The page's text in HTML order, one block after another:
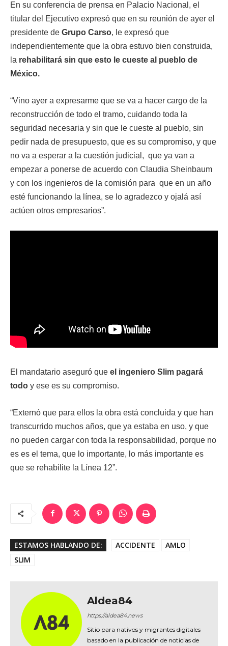
En su conferencia de prensa en Palacio Nacional, el
titular del Ejecutivo expresó que en su reunión de ayer el
presidente de Grupo Carso, le expresó que
independientemente que la obra estuvo bien construida,
la rehabilitará sin que esto le cueste al pueblo de
México.
“Vino ayer a expresarme que se va a hacer cargo de la
reconstrucción de todo el tramo, cuidando toda la
seguridad necesaria y sin que le cueste al pueblo, sin
pedir nada de presupuesto, que es su compromiso, y que
no va a esperar a la cuestión judicial, que ya van a
empezar a ponerse de acuerdo con Claudia Sheinbaum
y con los ingenieros de la comisión para que en un año
esté funcionando la línea, se lo agradezco y ojalá así
actúen otros empresarios”.
El mandatario aseguró que el ingeniero Slim pagará
todo y ese es su compromiso.
“Externó que para ellos la obra está concluida y que han
transcurrido muchos años, que ya estaba en uso, y que
no pueden cargar con toda la responsabilidad, porque no
es es el tema, que lo importante, lo más importante es
que se rehabilite la Línea 12”.
ESTAMOS HABLANDO DE: ACCIDENTE
AMLO
SLIM
Aldea84
https://aldea84.news
Sitio para nativos y migrantes digitales
basado en la publicación de noticias de